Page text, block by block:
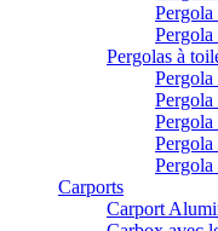
Pergola
Pergolas à
Carports
Carport